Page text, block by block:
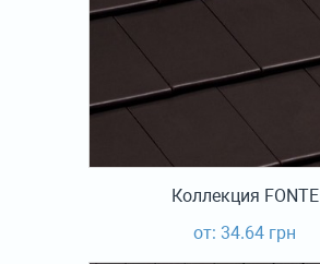
Коллекция FONTE
от: 34.64 грн